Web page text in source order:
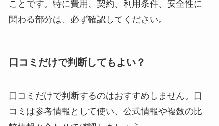
ことです。特に費用、契約、利用条件、安全性に
関わる部分は、必ず確認してください。
口コミだけで判断してもよい？
口コミだけで判断するのはおすすめしません。口
コミは参考情報として使い、公式情報や複数の比